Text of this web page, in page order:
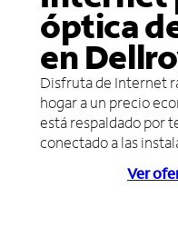
óptica
en
Disfruta de Internet
hogar a un precio
está respaldado por
conectado a las
Ver